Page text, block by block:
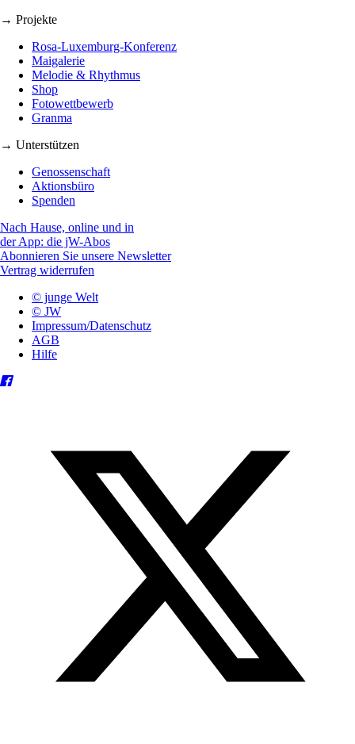
→ Projekte
Rosa-Luxemburg-Konferenz
Maigalerie
Melodie & Rhythmus
Shop
Fotowettbewerb
Granma
→ Unterstützen
Genossenschaft
Aktionsbüro
Spenden
Nach Hause, online und in
der App: die jW-Abos
Abonnieren Sie unsere Newsletter
Vertrag widerrufen
© junge Welt
© JW
Impressum/Datenschutz
AGB
Hilfe